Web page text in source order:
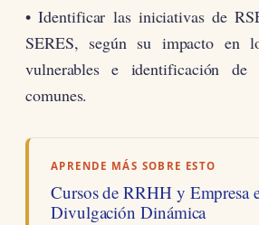
• Identificar las iniciativas de
SERES, según su impacto en
vulnerables e identificación de
comunes.
APRENDE MÁS SOBRE ESTO
Cursos de RRHH y Empresa
Divulgación Dinámica